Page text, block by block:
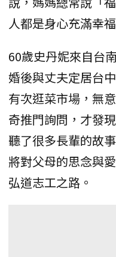
人都是身心充滿幸
60歲史丹妮來自台
婚後與丈夫定居台
有次逛菜市場，無
奇推門詢問，才發
聽了很多長輩的故
將對父母的思念與
弘道志工之路。